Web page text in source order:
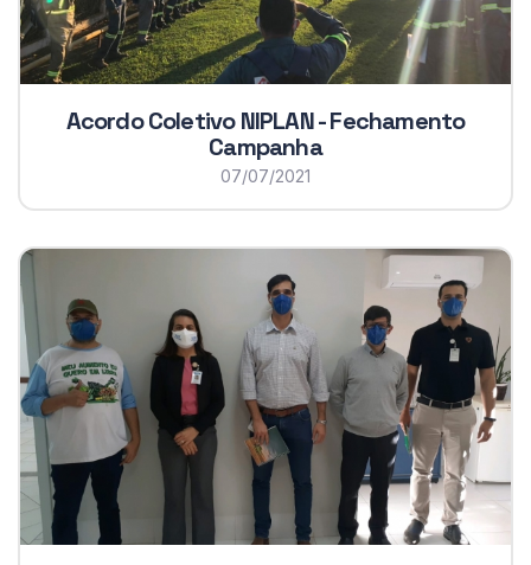
Acordo Coletivo NIPLAN - Fechamento
Campanha
07/07/2021